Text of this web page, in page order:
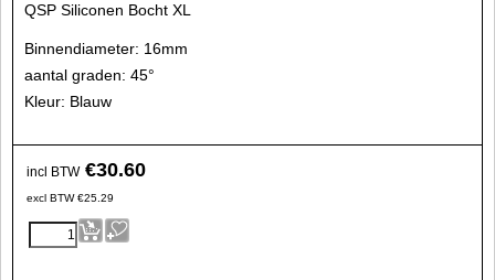
QSP Siliconen Bocht XL
Binnendiameter: 16mm
aantal graden: 45°
Kleur: Blauw
incl BTW €30.60
excl BTW €25.29